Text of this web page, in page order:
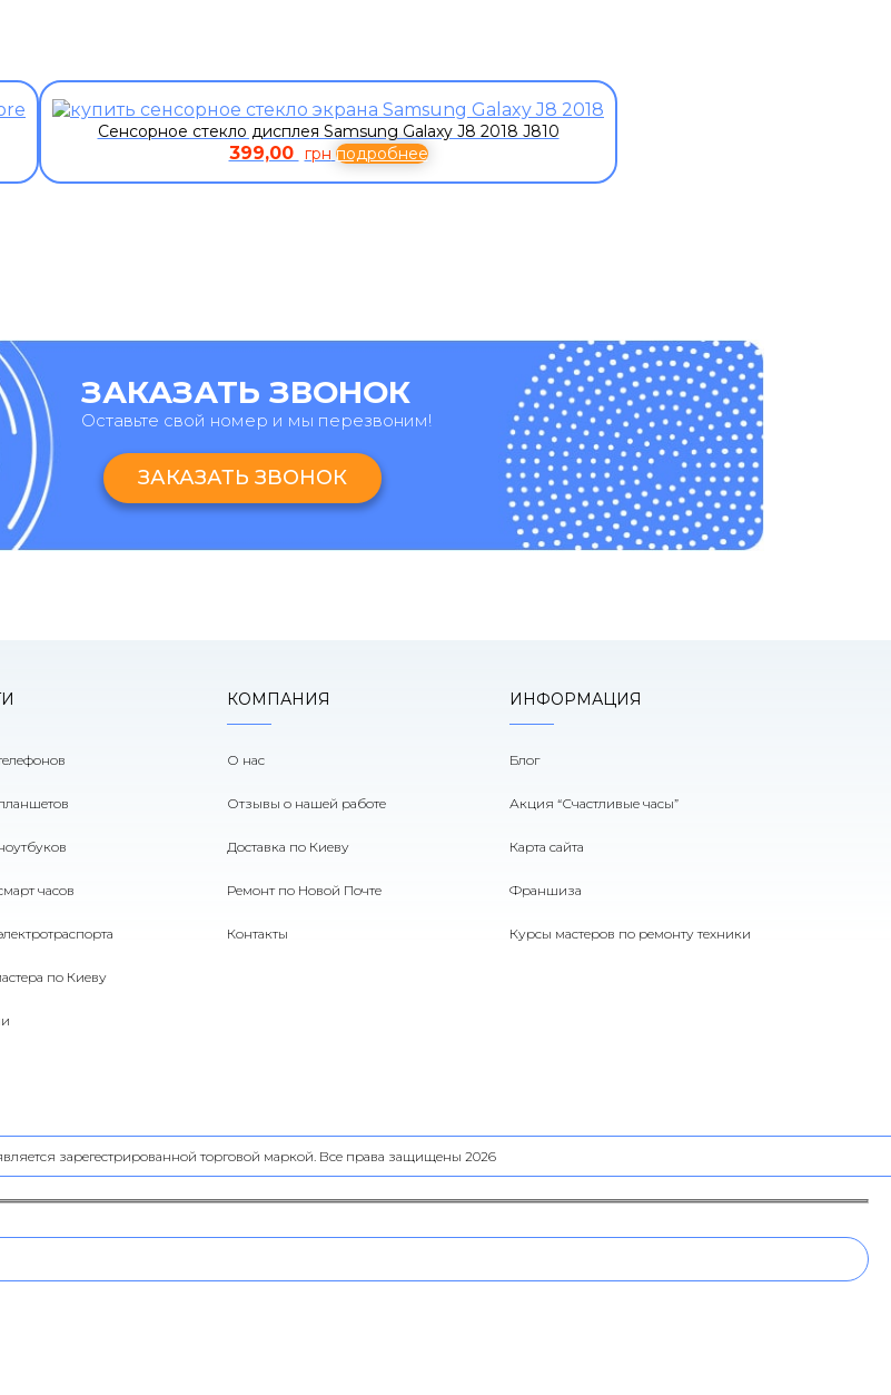
Сенсорное стекло дисплея Samsung Galaxy J8 2018 J810
399,00 грн подробнее
ЗАКАЗАТЬ ЗВОНОК
Оставьте свой номер и мы перезвоним!
ЗАКАЗАТЬ ЗВОНОК
часов
по Киеву
КОМПАНИЯ
О нас
Отзывы о нашей работе
Доставка по Киеву
Ремонт по Новой Почте
Контакты
ИНФОРМАЦИЯ
Блог
Акция “Счастливые часы”
Карта сайта
Франшиза
Курсы мастеров по ремонту техники
зарегестрированной торговой маркой. Все права защищены 2026